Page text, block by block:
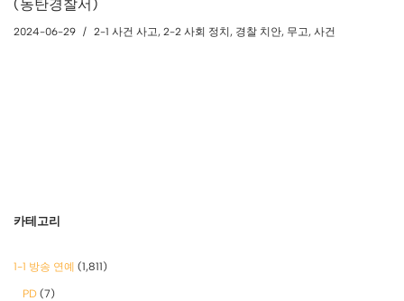
(동탄경찰서)
2024-06-29 2-1 사건 사고, 2-2 사회 정치, 경찰 치안, 무고, 사건
카테고리
1-1 방송 연예 (1,811)
PD (7)